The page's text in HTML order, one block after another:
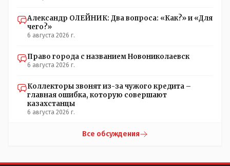
Александр ОЛЕЙНИК: Два вопроса: «Как?» и «Для
чего?»
6 августа 2026 г.
Право города с названием Новониколаевск
6 августа 2026 г.
Коллекторы звонят из-за чужого кредита –
главная ошибка, которую совершают
казахстанцы
6 августа 2026 г.
Все обсуждения